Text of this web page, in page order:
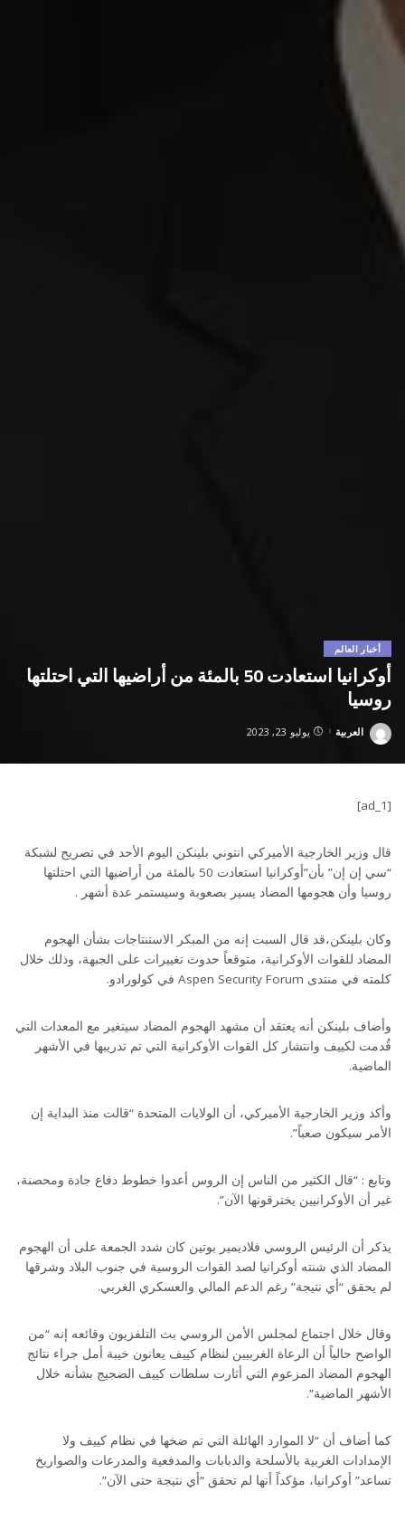
أخبار العالم
أوكرانيا استعادت 50 بالمئة من أراضيها التي احتلتها
روسيا
Posted
العربية يوليو 23, 2023
[ad_1]
قال وزير الخارجية الأميركي انتوني بلينكن اليوم الأحد في تصريح لشبكة
“سي إن إن” بأن”أوكرانيا استعادت 50 بالمئة من أراضيها التي احتلتها
روسيا وأن هجومها المضاد يسير بصعوبة وسيستمر عدة أشهر .
وكان بلينكن،قد قال السبت إنه من المبكر الاستنتاجات بشأن الهجوم
المضاد للقوات الأوكرانية، متوقعاً حدوث تغييرات على الجبهة، وذلك خلال
كلمته في منتدى Aspen Security Forum في كولورادو.
وأضاف بلينكن أنه يعتقد أن مشهد الهجوم المضاد سيتغير مع المعدات التي
قُدمت لكييف وانتشار كل القوات الأوكرانية التي تم تدريبها في الأشهر
الماضية.
وأكد وزير الخارجية الأميركي، أن الولايات المتحدة “قالت منذ البداية إن
الأمر سيكون صعباً”.
وتابع : “قال الكثير من الناس إن الروس أعدوا خطوط دفاع جادة ومحصنة،
غير أن الأوكرانيين يخترقونها الآن”.
يذكر أن الرئيس الروسي فلاديمير بوتين كان شدد الجمعة على أن الهجوم
المضاد الذي شنته أوكرانيا لصد القوات الروسية في جنوب البلاد وشرقها
لم يحقق “أي نتيجة” رغم الدعم المالي والعسكري الغربي.
وقال خلال اجتماع لمجلس الأمن الروسي بث التلفزيون وقائعه إنه “من
الواضح حالياً أن الرعاة الغربيين لنظام كييف يعانون خيبة أمل جراء نتائج
الهجوم المضاد المزعوم التي أثارت سلطات كييف الضجيج بشأنه خلال
الأشهر الماضية”.
كما أضاف أن “لا الموارد الهائلة التي تم ضخها في نظام كييف ولا
الإمدادات الغربية بالأسلحة والدبابات والمدفعية والمدرعات والصواريخ
تساعد” أوكرانيا، مؤكداً أنها لم تحقق “أي نتيجة حتى الآن”.